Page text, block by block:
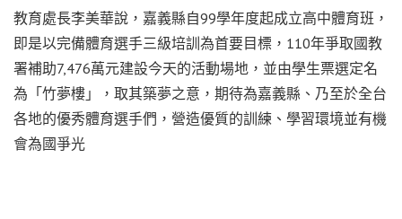
教育處長李美華說，嘉義縣自99學年度起成立高中體育班，
即是以完備體育選手三級培訓為首要目標，110年爭取國教
署補助7,476萬元建設今天的活動場地，並由學生票選定名
為「竹夢樓」，取其築夢之意，期待為嘉義縣、乃至於全台
各地的優秀體育選手們，營造優質的訓練、學習環境並有機
會為國爭光